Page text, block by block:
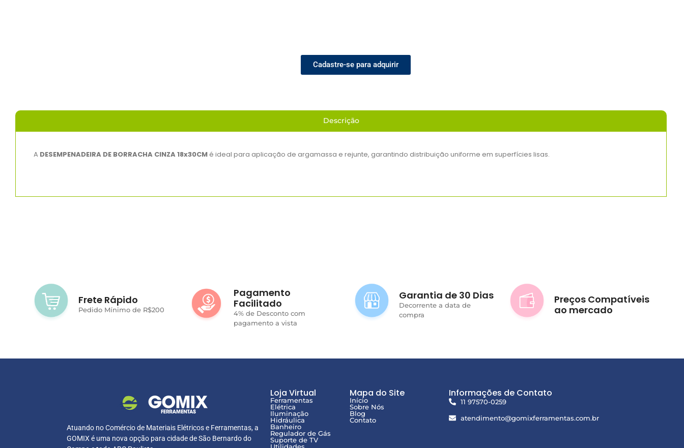
Cadastre-se para adquirir
Descrição
A DESEMPENADEIRA DE BORRACHA CINZA 18x30CM é ideal para aplicação de argamassa e rejunte, garantindo distribuição uniforme em superfícies lisas.
Frete Rápido
Pedido Mínimo de R$200
Pagamento
Facilitado
4% de Desconto com
pagamento a vista
Garantia de 30 Dias
Decorrente a data de
compra
Preços Compatíveis
ao mercado
Atuando no Comércio de Materiais Elétricos e Ferramentas, a
GOMIX é uma nova opção para cidade de São Bernardo do
Loja Virtual
Ferramentas
Elétrica
Iluminação
Hidráulica
Banheiro
Regulador de Gás
Suporte de TV
Utilidades
Mapa do Site
Início
Sobre Nós
Blog
Contato
Informações de Contato
11 97570-0259
atendimento@gomixferramentas.com.br